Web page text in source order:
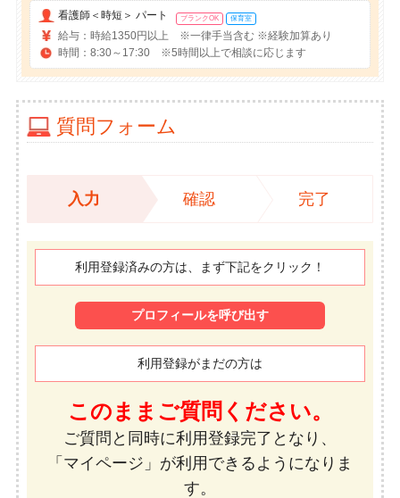
看護師＜時短＞ パート ブランクOK 保育室
給与：時給1350円以上 ※一律手当含む ※経験加算あり
時間：8:30～17:30 ※5時間以上で相談に応じます
質問フォーム
入力 確認 完了
利用登録済みの方は、まず下記をクリック！
プロフィールを呼び出す
利用登録がまだの方は
このままご質問ください。
ご質問と同時に利用登録完了となり、
「マイページ」が利用できるようになりま
す。